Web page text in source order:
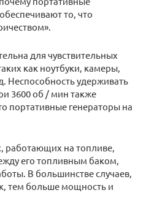
то, что
для чувствительных
как ноутбуки, камеры,
Неспособность удерживать
3600 об / мин также
портативные генераторы на
работающих на топливе,
его топливным баком,
В большинстве случаев,
тем больше мощность и